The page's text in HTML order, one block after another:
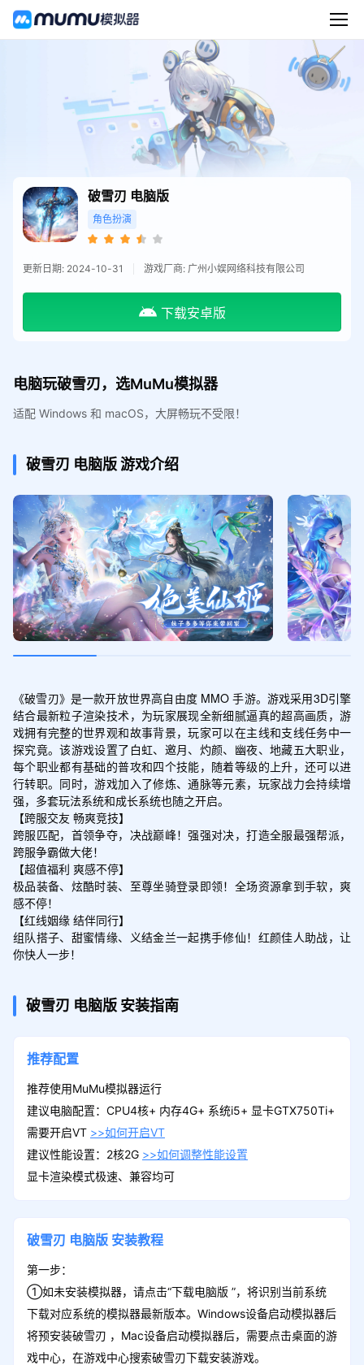
破雪刃 电脑版
角色扮演
更新日期: 2024-10-31 游戏厂商: 广州小娱网络科技有限公司
下载安卓版
电脑玩破雪刃，选MuMu模拟器
适配 Windows 和 macOS，大屏畅玩不受限！
破雪刃 电脑版游戏介绍
《破雪刃》是一款开放世界高自由度 MMO 手游。游戏采用3D引擎
结合最新粒子渲染技术，为玩家展现全新细腻逼真的超高画质，游
戏拥有完整的世界观和故事背景，玩家可以在主线和支线任务中一
探究竟。该游戏设置了白虹、邀月、灼颜、幽夜、地藏五大职业，
每个职业都有基础的普攻和四个技能，随着等级的上升，还可以进
行转职。同时，游戏加入了修炼、通脉等元素，玩家战力会持续增
强，多套玩法系统和成长系统也随之开启。
【跨服交友 畅爽竞技】
跨服匹配，首领争夺，决战巅峰！强强对决，打造全服最强帮派，
跨服争霸做大佬！
【超值福利 爽感不停】
极品装备、炫酷时装、至尊坐骑登录即领！全场资源拿到手软，爽
感不停！
【红线姻缘 结伴同行】
组队搭子、甜蜜情缘、义结金兰一起携手修仙！红颜佳人助战，让
你快人一步！
破雪刃 电脑版 安装指南
推荐配置
推荐使用MuMu模拟器运行
建议电脑配置：CPU4核+ 内存4G+ 系统i5+ 显卡GTX750Ti+
需要开启VT >>如何开启VT
建议性能设置：2核2G >>如何调整性能设置
显卡渲染模式极速、兼容均可
破雪刃 电脑版 安装教程
第一步：
①如未安装模拟器，请点击“下载电脑版 ”，将识别当前系统
下载对应系统的模拟器最新版本。Windows设备启动模拟器后
将预安装破雪刃 ，Mac设备启动模拟器后，需要点击桌面的游
戏中心，在游戏中心搜索破雪刃下载安装游戏。